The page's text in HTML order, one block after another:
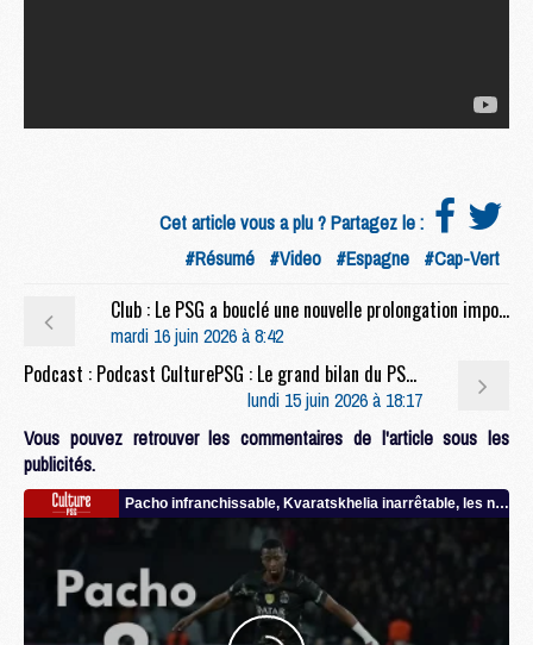
Cet article vous a plu ? Partagez le :
#Résumé #Video #Espagne #Cap-Vert
Club : Le PSG a bouclé une nouvelle prolongation importante
mardi 16 juin 2026 à 8:42
Podcast : Podcast CulturePSG : Le grand bilan du PSG 2025/2026
lundi 15 juin 2026 à 18:17
Vous pouvez retrouver les commentaires de l'article sous les
publicités.